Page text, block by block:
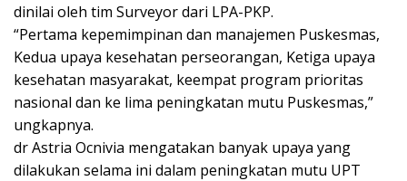
dinilai oleh tim Surveyor dari LPA-PKP.
“Pertama kepemimpinan dan manajemen Puskesmas,
Kedua upaya kesehatan perseorangan, Ketiga upaya
kesehatan masyarakat, keempat program prioritas
nasional dan ke lima peningkatan mutu Puskesmas,”
ungkapnya.
dr Astria Ocnivia mengatakan banyak upaya yang
dilakukan selama ini dalam peningkatan mutu UPT